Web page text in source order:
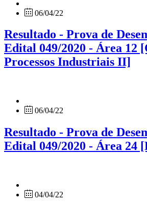
06/04/22
Resultado - Prova de
Edital 049/2020 - Área 12
Processos Industriais II]
06/04/22
Resultado - Prova de
Edital 049/2020 - Área 24
04/04/22